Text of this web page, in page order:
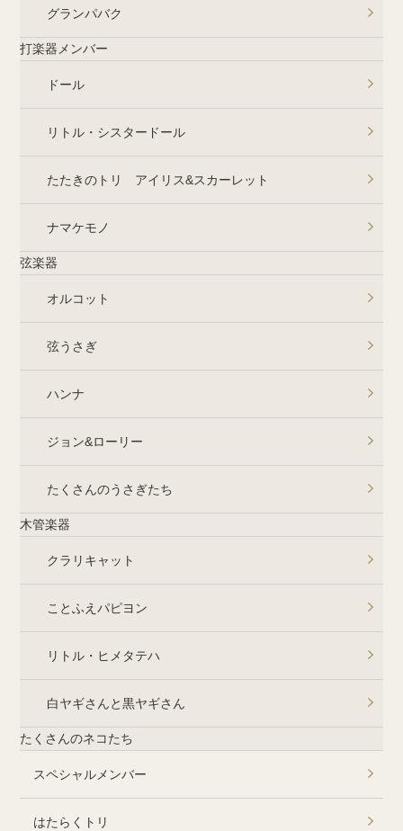
グランパバク
打楽器メンバー
ドール
リトル・シスタードール
たたきのトリ アイリス&スカーレット
ナマケモノ
弦楽器
オルコット
弦うさぎ
ハンナ
ジョン&ローリー
たくさんのうさぎたち
木管楽器
クラリキャット
ことふえパピヨン
リトル・ヒメタテハ
白ヤギさんと黒ヤギさん
たくさんのネコたち
スペシャルメンバー
はたらくトリ